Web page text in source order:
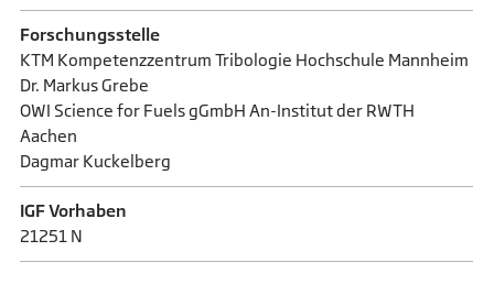
Forschungsstelle
KTM Kompetenzzentrum Tribologie Hochschule Mannheim
Dr. Markus Grebe
OWI Science for Fuels gGmbH An-Institut der RWTH
Aachen
Dagmar Kuckelberg
IGF Vorhaben
21251 N